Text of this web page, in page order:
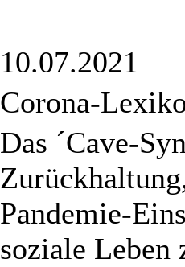
10.07.2021
Corona-
Das ´Cave-
Pandemie-
soziale Leben